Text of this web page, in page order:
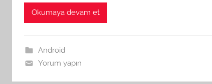
Okumaya devam et
Android
Yorum yapın